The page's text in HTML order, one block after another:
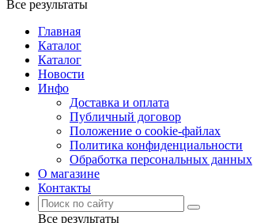
Все результаты
Главная
Каталог
Каталог
Новости
Инфо
Доставка и оплата
Публичный договор
Положение о cookie-файлах
Политика конфиденциальности
Обработка персональных данных
О магазине
Контакты
Все результаты